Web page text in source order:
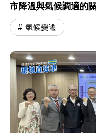
市降溫與氣候調適的
根穆副署長
氣候變遷